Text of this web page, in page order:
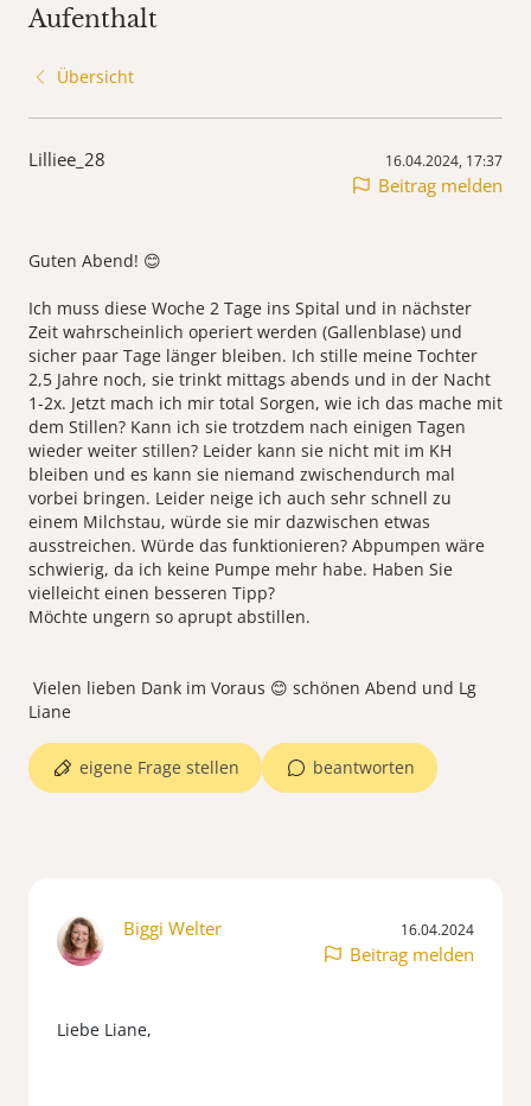
Aufenthalt
Übersicht
Lilliee_28 16.04.2024, 17:37
Beitrag melden
Guten Abend! 😊
Ich muss diese Woche 2 Tage ins Spital und in nächster
Zeit wahrscheinlich operiert werden (Gallenblase) und
sicher paar Tage länger bleiben. Ich stille meine Tochter
2,5 Jahre noch, sie trinkt mittags abends und in der Nacht
1-2x. Jetzt mach ich mir total Sorgen, wie ich das mache mit
dem Stillen? Kann ich sie trotzdem nach einigen Tagen
wieder weiter stillen? Leider kann sie nicht mit im KH
bleiben und es kann sie niemand zwischendurch mal
vorbei bringen. Leider neige ich auch sehr schnell zu
einem Milchstau, würde sie mir dazwischen etwas
ausstreichen. Würde das funktionieren? Abpumpen wäre
schwierig, da ich keine Pumpe mehr habe. Haben Sie
vielleicht einen besseren Tipp?
Möchte ungern so aprupt abstillen.
Vielen lieben Dank im Voraus 😊 schönen Abend und Lg
beantworten
eigene Frage stellen
Biggi Welter 16.04.2024
Beitrag melden
Liebe Liane,